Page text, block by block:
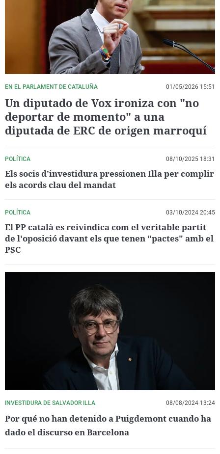
La rosa de los vientos
Gente viajera
Como el perro y el
Caso
Retornados
Equipo de
Operación Viuda
Extremadura
La Rioja
Navarra
País Vasco
Virales
Televisión
Elecciones
EN EL PARLAMENT DE CATALUÑA 01/05/2026 15:51
Un diputado de Vox ironiza con "no
deportar de momento" a una
diputada de ERC de origen marroquí
POLÍTICA 08/10/2025 18:31
Els socis d’investidura pressionen Illa per complir
els acords clau del mandat
POLÍTICA 03/10/2024 20:45
El PP català es reivindica com el veritable partit
de l'oposició davant els que tenen "pactes" amb el
PSC
INVESTIDURA DE SALVADOR ILLA 08/08/2024 13:24
Por qué no han detenido a Puigdemont cuando ha
dado el discurso en Barcelona